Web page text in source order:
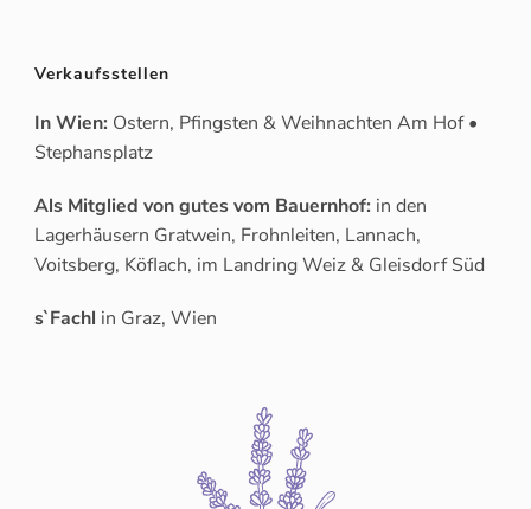
Verkaufsstellen
In Wien: Ostern, Pfingsten & Weihnachten Am Hof •
Stephansplatz
Als Mitglied von gutes vom Bauernhof: in den
Lagerhäusern Gratwein, Frohnleiten, Lannach,
Voitsberg, Köflach, im Landring Weiz & Gleisdorf Süd
s`Fachl in Graz, Wien